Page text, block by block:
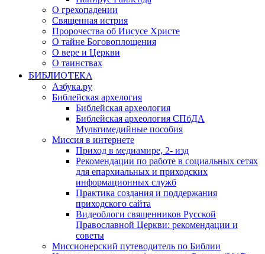
О грехопадении
Священная истрия
Пророчества об Иисусе Христе
О тайне Боговоплощения
О вере и Церкви
О таинствах
БИБЛИОТЕКА
Азбука.ру
Библейская архелогия
Библейская археология
Библейская археология СПбДА
Мультимедийные пособия
Миссия в интернете
Приход в медиамире, 2- изд
Рекомендации по работе в социальных сетях
для епархиальных и приходских
информационных служб
Практика создания и поддержания
приходского сайта
Видеоблоги священников Русской
Православной Церкви: рекомендации и
советы
Миссионерский путеводитель по Библии